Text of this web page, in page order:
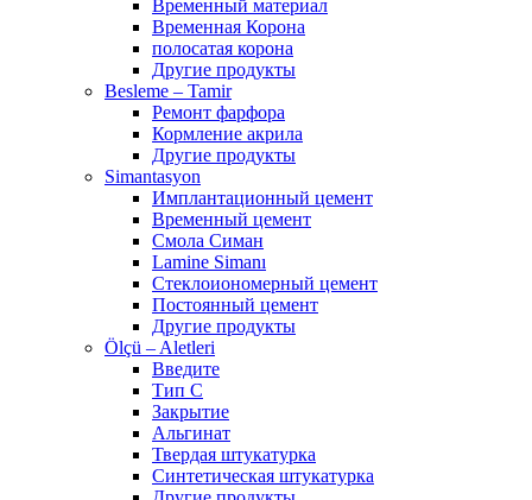
Временный материал
Временная Корона
полосатая корона
Другие продукты
Besleme – Tamir
Ремонт фарфора
Кормление акрила
Другие продукты
Simantasyon
Имплантационный цемент
Временный цемент
Смола Симан
Lamine Simanı
Стеклоиономерный цемент
Постоянный цемент
Другие продукты
Ölçü – Aletleri
Введите
Тип С
Закрытие
Альгинат
Твердая штукатурка
Синтетическая штукатурка